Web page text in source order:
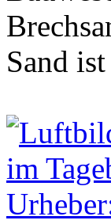
Sand